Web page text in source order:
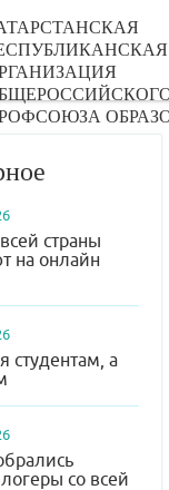
страны
на онлайн
студентам, а
со всей